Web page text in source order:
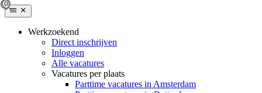
Werkzoekend
Direct inschrijven
Inloggen
Alle vacatures
Vacatures per plaats
Parttime vacatures in Amsterdam